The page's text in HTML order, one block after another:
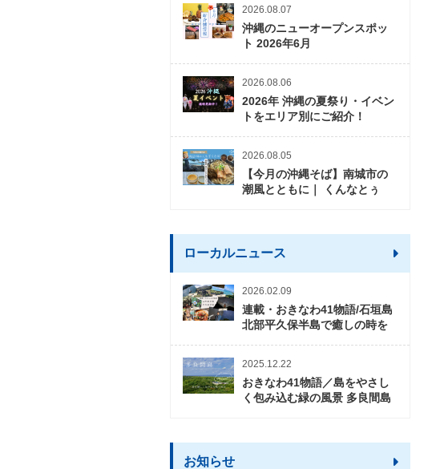
2026.08.07
沖縄のニューオープンスポッ
ト 2026年6月
2026.08.06
2026年 沖縄の夏祭り・イベン
トをエリア別にご紹介！
2026.08.05
【今月の沖縄そば】南城市の
潮風とともに｜ くんなとぅ
ローカルニュース
2026.02.09
連載・おきなわ41物語/石垣島
北部平久保半島で癒しの時を
2025.12.22
おきなわ41物語／島をやさし
く包み込む緑の風景 多良間島
お知らせ